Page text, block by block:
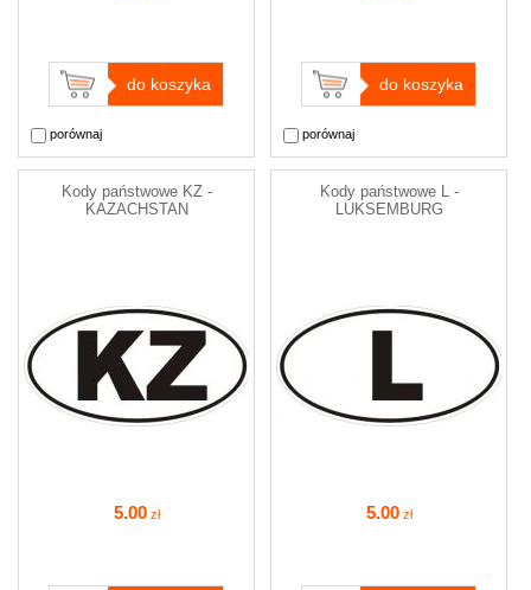
do koszyka
porównaj
do koszyka
porównaj
Kody państwowe KZ -
KAZACHSTAN
5.00 zł
Kody państwowe L -
LUKSEMBURG
5.00 zł